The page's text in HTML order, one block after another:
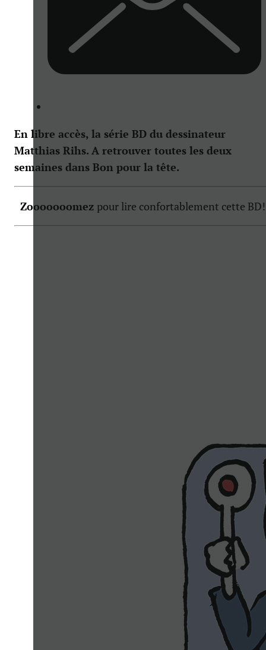
En libre accès, la série BD du dessinateur
Matthias Rihs. A retrouver toutes les deux
semaines dans Bon pour la tête.
Zooooooomez pour lire confortablement cette BD!